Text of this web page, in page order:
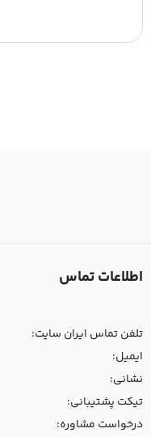
اطلاعات تماس
تلفن تماس ایران سایت:
ایمیل:
نشانی:
تیکت پشتیبانی:
درخواست مشاوره: